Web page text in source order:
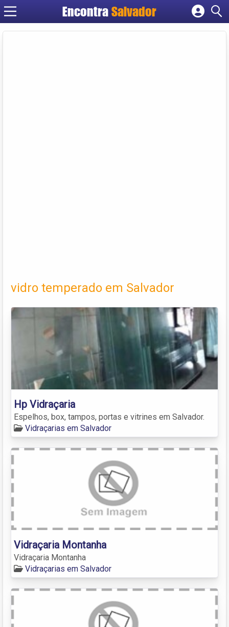
EncontraSalvador
Cadastrar empresa
vidro temperado em Salvador
Hp Vidraçaria
Espelhos, box, tampos, portas e vitrines em Salvador.
Vidraçarias em Salvador
Vidraçaria Montanha
Vidraçaria Montanha
Vidraçarias em Salvador